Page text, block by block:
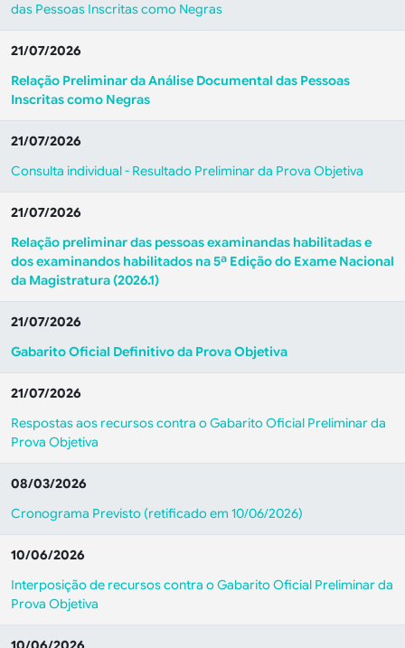
das Pessoas Inscritas como Negras
21/07/2026
Relação Preliminar da Análise Documental das Pessoas
Inscritas como Negras
21/07/2026
Consulta individual - Resultado Preliminar da Prova Objetiva
21/07/2026
Relação preliminar das pessoas examinandas habilitadas e
dos examinandos habilitados na 5ª Edição do Exame Nacional
da Magistratura (2026.1)
21/07/2026
Gabarito Oficial Definitivo da Prova Objetiva
21/07/2026
Respostas aos recursos contra o Gabarito Oficial Preliminar da
Prova Objetiva
08/03/2026
Cronograma Previsto (retificado em 10/06/2026)
10/06/2026
Interposição de recursos contra o Gabarito Oficial Preliminar da
Prova Objetiva